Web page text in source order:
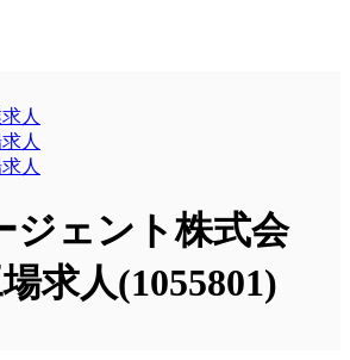
人
人
人
ジェント株式会
求人(1055801)